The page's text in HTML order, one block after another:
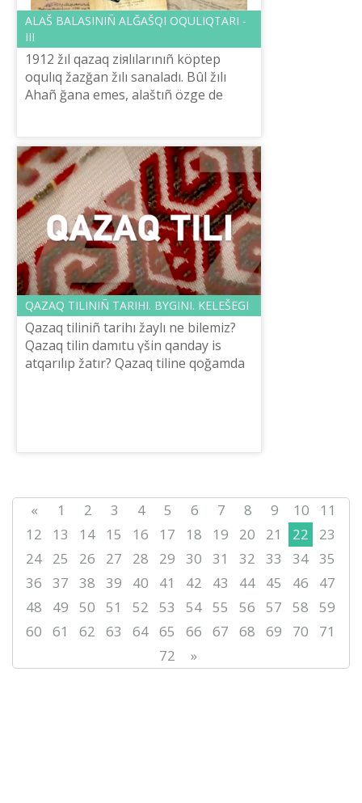
ALAŠ BALASINIÑ ALĞAŠQI OQULIQTARI -
ІІІ
1912 žıl qazaq ziяlılarınıñ köptep
oqulıq žazğan žılı sanaladı. Bûl žılı
Ahañ ğana emes, alaštıñ özge de
kördі...
QAZAQ TІLІNІÑ TARIHI. BҮGІNІ. KELEŠEGІ
Qazaq tіlіnіñ tarihı žaylı ne bіlemіz?
Qazaq tіlіn damıtu үšіn qanday іs
atqarılıp žatır? Qazaq tіlіne qoğamda
« 1 2 3 4 5 6 7 8 9 10
11
12
13 14 15 16 17 18 19 20 21 22
23
24
25 26 27 28 29 30 31 32 33 34 35
36
37 38 39 40 41 42 43 44 45 46
47
48
49 50 51 52 53 54 55 56 57 58
59
60
61 62 63 64 65 66 67 68 69 70
71
72
»